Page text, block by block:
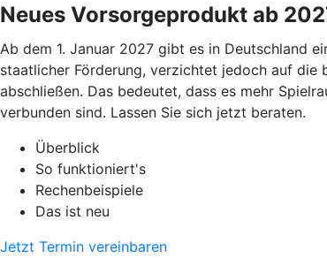
Neues Vorsorgeprodukt ab
Ab dem 1. Januar 2027 gibt es in Deutschland
staatlicher Förderung, verzichtet jedoch auf die
abschließen. Das bedeutet, dass es mehr
verbunden sind. Lassen Sie sich jetzt beraten.
Überblick
So funktioniert's
Rechenbeispiele
Das ist neu
Jetzt Termin vereinbaren